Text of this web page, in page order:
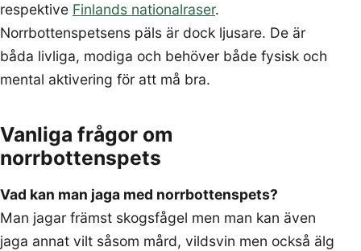
respektive Finlands nationalraser.
Norrbottenspetsens päls är dock ljusare. De är
båda livliga, modiga och behöver både fysisk och
mental aktivering för att må bra.
Vanliga frågor om
norrbottenspets
Vad kan man jaga med norrbottenspets?
Man jagar främst skogsfågel men man kan även
jaga annat vilt såsom mård, vildsvin men också älg